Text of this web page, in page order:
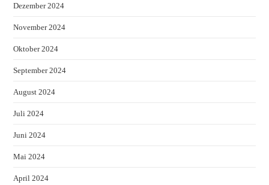
Dezember 2024
November 2024
Oktober 2024
September 2024
August 2024
Juli 2024
Juni 2024
Mai 2024
April 2024